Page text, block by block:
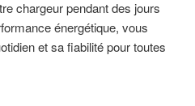
chargeur pendant des jours
énergétique, vous
et sa fiabilité pour toutes